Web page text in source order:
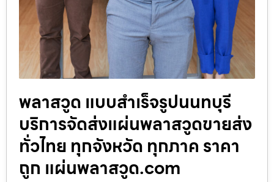
พลาสวูด แบบสำเร็จรูปนนทบุรี
บริการจัดส่งแผ่นพลาสวูดขายส่ง
ทั่วไทย ทุกจังหวัด ทุกภาค ราคา
ถูก แผ่นพลาสวูด.com